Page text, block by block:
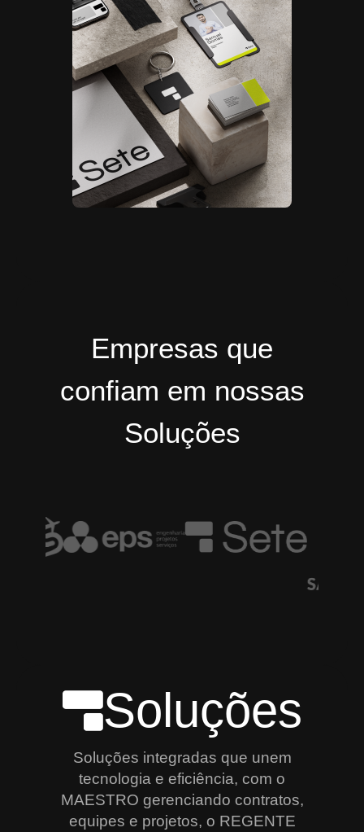
Empresas que
confiam em nossas
Soluções
Soluções
Soluções integradas que unem
tecnologia e eficiência, com o
MAESTRO gerenciando contratos,
equipes e projetos, o REGENTE